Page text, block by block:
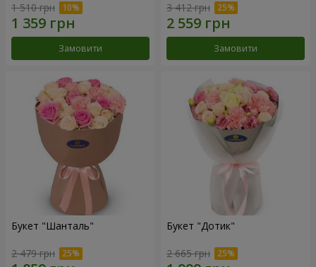
1 510 грн
Замовити
3 412 грн
Замовити
Букет "Шанталь"
2 479 грн
Букет "Дотик"
2 665 грн